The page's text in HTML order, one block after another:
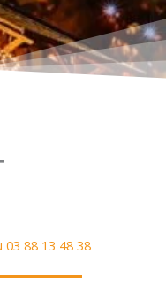
88 13 48 38